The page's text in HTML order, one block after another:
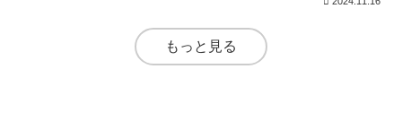
もっと見る